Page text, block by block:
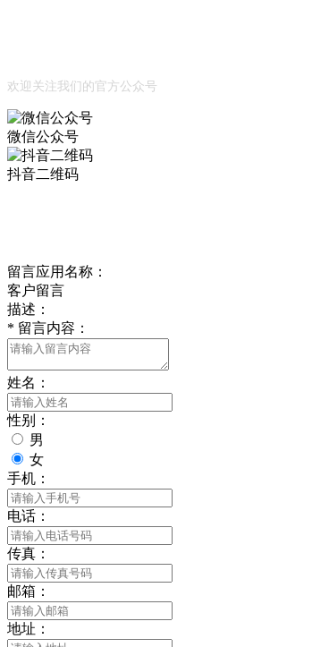
欢迎关注我们的官方公众号
微信公众号
抖音二维码
留言应用名称：
客户留言
描述：
* 留言内容：
姓名：
性别：
男
女
手机：
电话：
传真：
邮箱：
地址：